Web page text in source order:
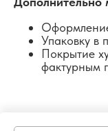
Упаковку в
Покрытие
фактурным